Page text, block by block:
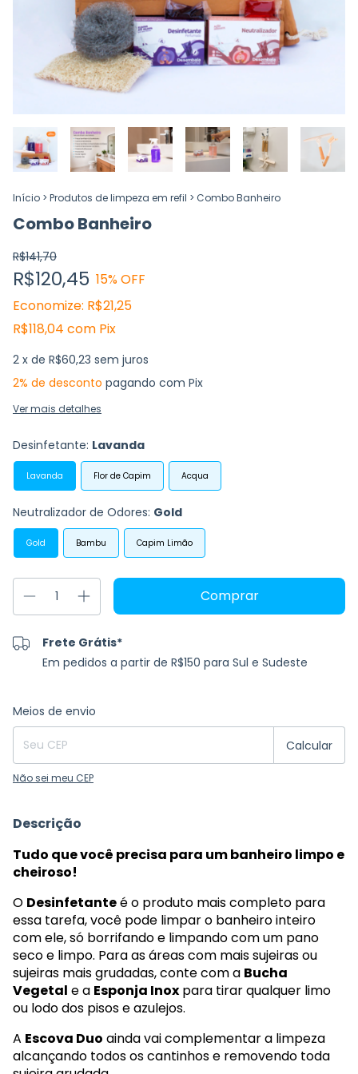
Início > Produtos de limpeza em refil > Combo Banheiro
Combo Banheiro
R$141,70
R$120,45 15% OFF
Economize: R$21,25
R$118,04 com Pix
2 x de R$60,23 sem juros
2% de desconto pagando com Pix
Ver mais detalhes
Desinfetante: Lavanda
Lavanda Flor de Capim Acqua
Neutralizador de Odores: Gold
Gold Bambu Capim Limão
Frete Grátis*
Em pedidos a partir de R$150 para Sul e Sudeste
Entregas para o CEP:
Meios de envio
Calcular
Não sei meu CEP
Descrição
Tudo que você precisa para um banheiro limpo e
cheiroso!
O Desinfetanteé o produto mais completo para
essa tarefa, você pode limpar o banheiro inteiro
com ele, só borrifando e limpando com um pano
seco e limpo. Para as áreas com mais sujeiras ou
sujeiras mais grudadas, conte com a Bucha
Vegetal e a Esponja Inox para tirar qualquer limo
ou lodo dos pisos e azulejos.
A Escova Duo ainda vai complementar a limpeza
alcançando todos os cantinhos e removendo toda